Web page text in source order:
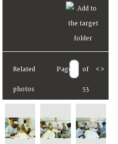
Related
photos
Page of
53
< >